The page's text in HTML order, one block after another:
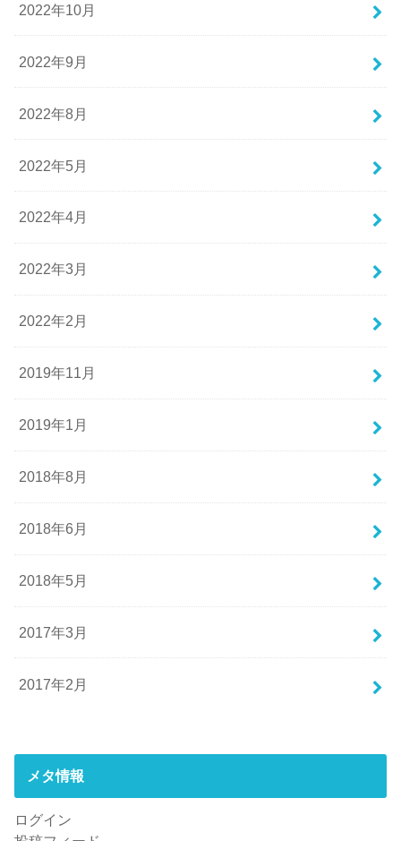
2022年10月
2022年9月
2022年8月
2022年5月
2022年4月
2022年3月
2022年2月
2019年11月
2019年1月
2018年8月
2018年6月
2018年5月
2017年3月
2017年2月
メタ情報
ログイン